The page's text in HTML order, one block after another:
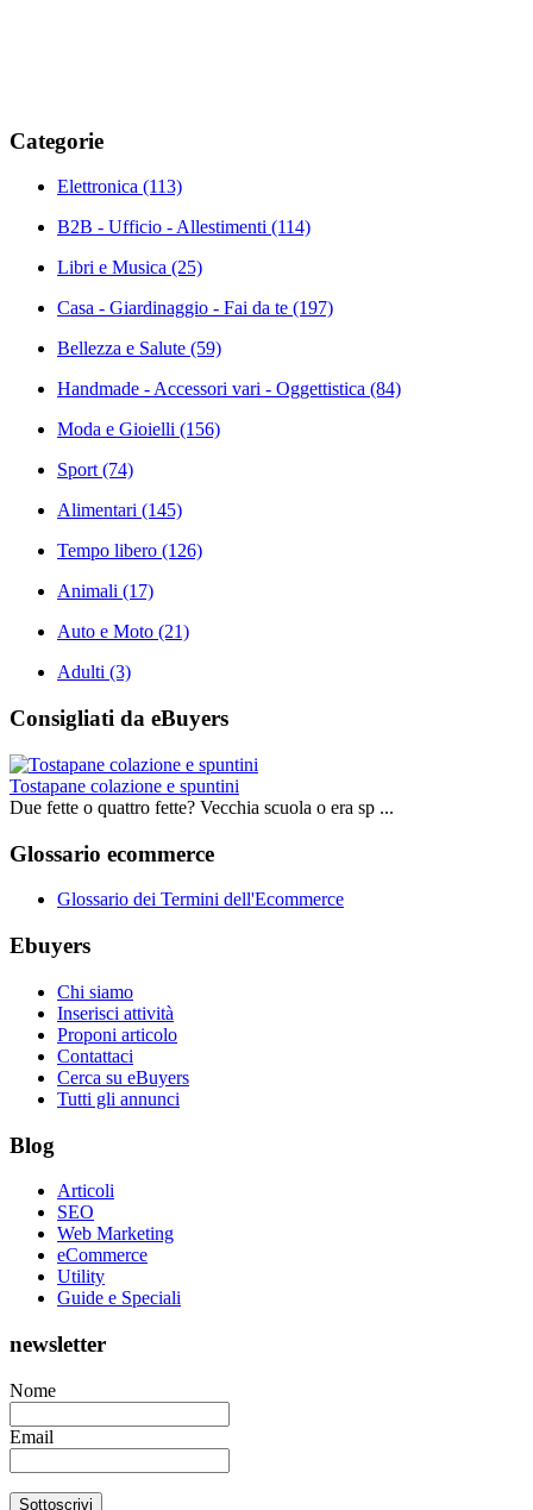
Categorie
Elettronica (113)
B2B - Ufficio - Allestimenti (114)
Libri e Musica (25)
Casa - Giardinaggio - Fai da te (197)
Bellezza e Salute (59)
Handmade - Accessori vari - Oggettistica (84)
Moda e Gioielli (156)
Sport(74)
Alimentari (145)
Tempo libero (126)
Animali (17)
Auto e Moto (21)
Adulti (3)
Consigliati da eBuyers
Tostapane colazione e spuntini
Due fette o quattro fette? Vecchia scuola o era sp ...
Glossario ecommerce
Glossario dei Termini dell'Ecommerce
Ebuyers
Chi siamo
Inserisci attività
Proponi articolo
Contattaci
Cerca su eBuyers
Tutti gli annunci
Blog
Articoli
SEO
Web Marketing
eCommerce
Utility
Guide e Speciali
newsletter
Nome
Email